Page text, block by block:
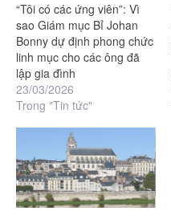
“Tôi có các ứng viên”: Vì
sao Giám mục Bỉ Johan
Bonny dự định phong chức
linh mục cho các ông đã
lập gia đình
23/03/2026
Trong "Tin tức"